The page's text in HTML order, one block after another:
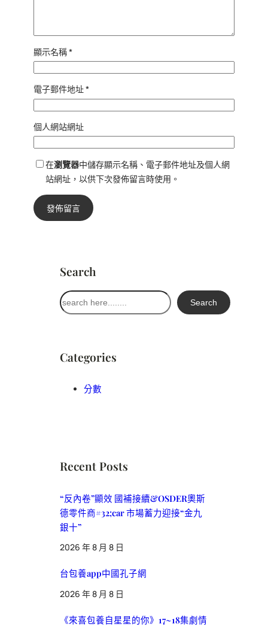
顯示名稱*
電子郵件地址*
個人網站網址
在瀏覽器中儲存顯示名稱、電子郵件地址及個人網
站網址，以供下次發佈留言時使用。
Search
搜
尋
Search
Categories
分數
Recent Posts
“反內卷”顯效 國補接續&OSDER奧斯
德零件商#32;car 市場蓄力迎接“金九
銀十”
2026 年 8 月 8 日
台包養app中國孔子網
2026 年 8 月 8 日
《來喜包養自星星的你》17~18集劇情